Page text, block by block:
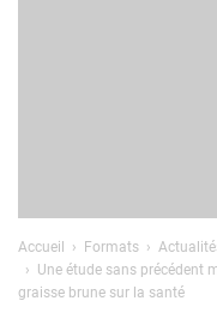
Accueil Formats
Une étude sans précédent
graisse brune sur la santé